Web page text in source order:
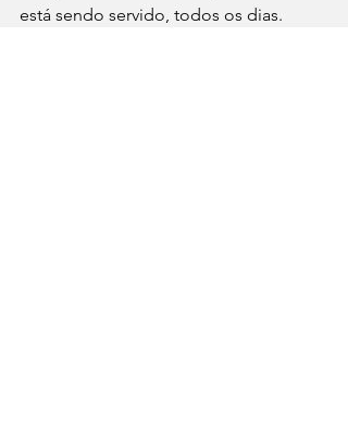
está sendo servido, todos os dias.